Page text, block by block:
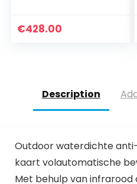
€428.00
Description
Outdoor waterdichte
kaart volautomatische
Met behulp van